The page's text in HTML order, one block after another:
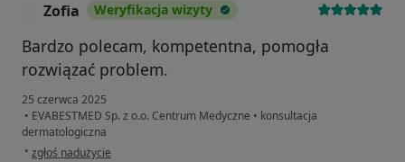
Zofia Weryfikacja wizyty
Bardzo polecam, kompetentna, pomogła
rozwiązać problem.
25 czerwca 2025
• EVABESTMED Sp. z o.o. Centrum Medyczne • konsultacja
dermatologiczna
• w opinii użytkownika Zofia
zgłoś nadużycie